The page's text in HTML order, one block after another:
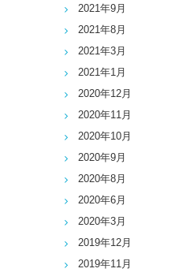
2021年9月
2021年8月
2021年3月
2021年1月
2020年12月
2020年11月
2020年10月
2020年9月
2020年8月
2020年6月
2020年3月
2019年12月
2019年11月